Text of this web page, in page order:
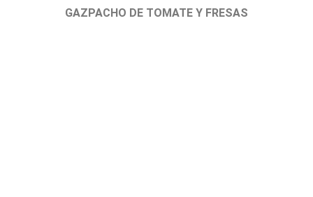
GAZPACHO DE TOMATE Y FRESAS